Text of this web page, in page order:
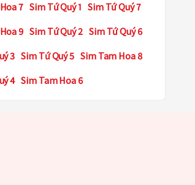
7 Sim Tứ Quý 1 Sim Tứ Quý 7
9 Sim Tứ Quý 2 Sim Tứ Quý 6
3 Sim Tứ Quý 5 Sim Tam Hoa 8
4 Sim Tam Hoa 6